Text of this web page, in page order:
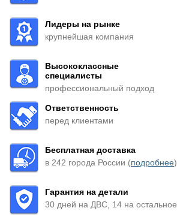
Лидеры на рынке
крупнейшая компания
Высококлассные
специалисты
профессиональный подход
Ответственность
перед клиентами
Бесплатная доставка
в 242 города России (подробнее)
Гарантия на детали
30 дней на ДВС, 14 на остальное